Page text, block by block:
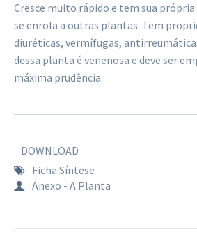
Cresce muito rápido e tem sua própria
se enrola a outras plantas. Tem
diuréticas, vermífugas,
dessa planta é venenosa e deve ser
máxima prudência.
DOWNLOAD
Ficha Síntese
Anexo - A Planta